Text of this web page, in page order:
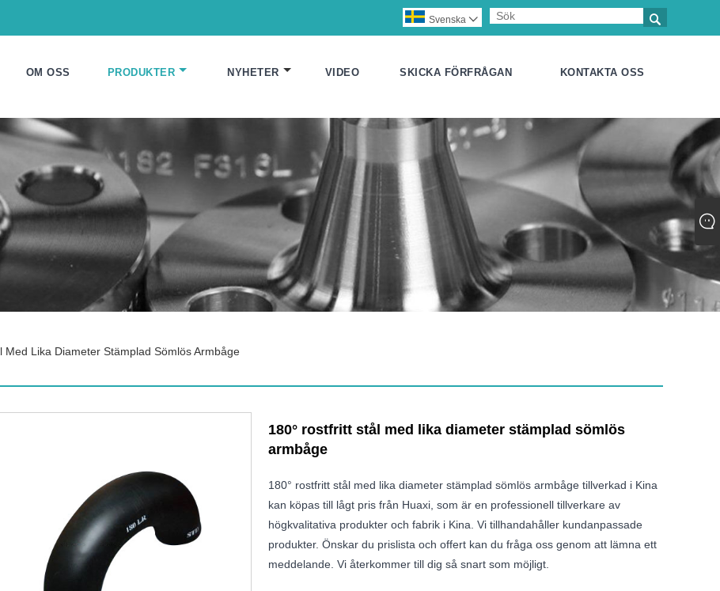

Svenska 
OM OSS PRODUKTER NYHETER VIDEO SKICKA FÖRFRÅGAN KONTAKTA OSS
Med Lika Diameter Stämplad Sömlös Armbåge
180° rostfritt stål med lika diameter stämplad sömlös
armbåge
180° rostfritt stål med lika diameter stämplad sömlös armbåge tillverkad i Kina
kan köpas till lågt pris från Huaxi, som är en professionell tillverkare av
högkvalitativa produkter och fabrik i Kina. Vi tillhandahåller kundanpassade
produkter. Önskar du prislista och offert kan du fråga oss genom att lämna ett
meddelande. Vi återkommer till dig så snart som möjligt.